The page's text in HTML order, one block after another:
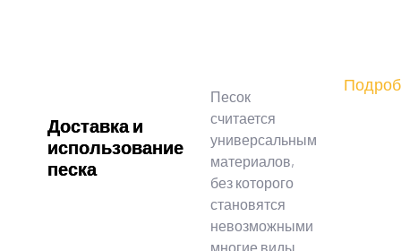
Доставка и
использование
песка
Песок
считается
универсальным
материалов,
без которого
становятся
невозможными
многие виды